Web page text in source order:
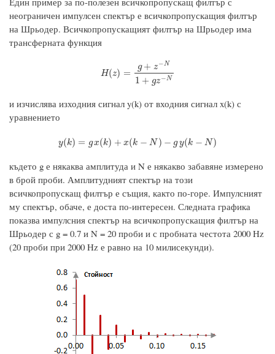
неограничен импулсен спектър е всичкопропускащия филтър
на Шрьодер. Всичкопропускащият филтър на Шрьодер има
трансферната функция
H(z) =
g + z− N
1 + gz−N
H(z)= g+ z−N1+gz−N
и изчислява изходния сигнал y(k) от входния сигнал x(k) с
уравнението
y(k) = gx(k) + x(k − N ) − gy(k − N )
(k)=gx (k) +x(k −N)−g y( k−N)
където g е някаква амплитуда и N е някакво забавяне измерено
в брой проби. Амплитудният спектър на този
всичкопропускащ филтър е същия, както по-горе. Импулсният
му спектър, обаче, е доста по-интересен. Следната графика
показва импулсния спектър на всичкопропускащия филтър на
Шрьодер с g = 0.7 и N = 20 проби и с пробната честота 2000 Hz
(20 проби при 2000 Hz е равно на 10 милисекунди).